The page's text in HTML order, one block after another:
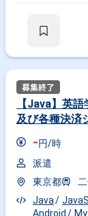
【Java】英
及び各種決済
-円/時
派遣
東京都
Java
Android